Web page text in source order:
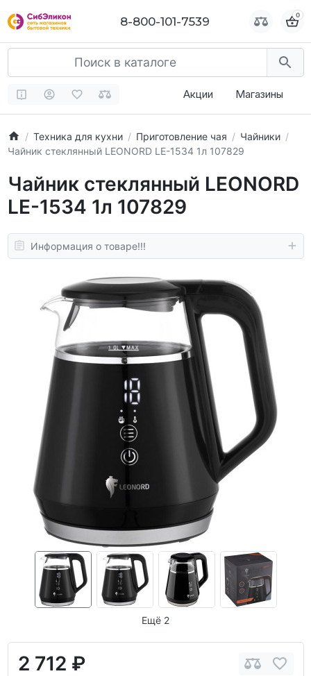
8-800-101-7539 0
Акции Магазины
Техника для кухни Приготовление чая
Чайники
Чайник стеклянный LEONORD LE-1534 1л 107829
Чайник стеклянный LEONORD
LE-1534 1л 107829
Информация о товаре!!!
Ещё 2
2 712 ₽
8-800-101-7539 0